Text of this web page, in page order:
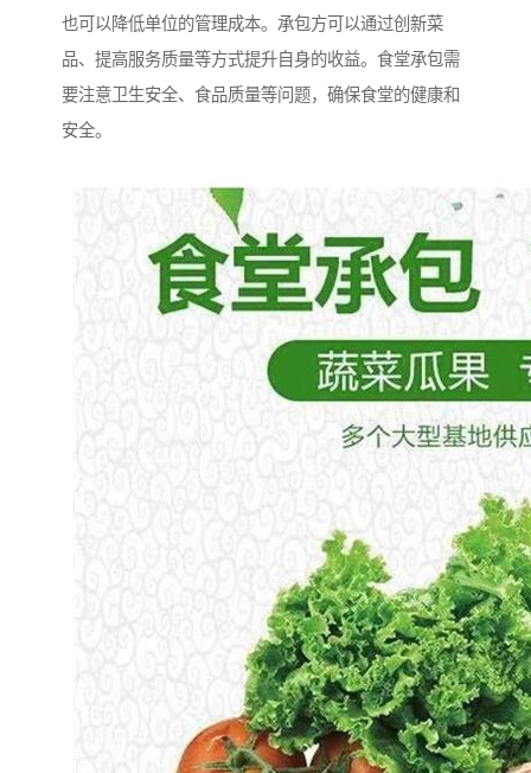
也可以降低单位的管理成本。承包方可以通过创新菜
品、提高服务质量等方式提升自身的收益。食堂承包需
要注意卫生安全、食品质量等问题，确保食堂的健康和
安全。